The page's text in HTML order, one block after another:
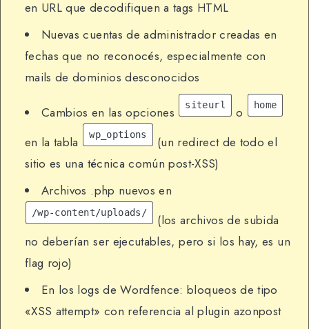
en URL que decodifiquen a tags HTML
Nuevas cuentas de administrador creadas en
fechas que no reconocés, especialmente con
mails de dominios desconocidos
Cambios en las opciones siteurl o home
en la tabla wp_options
(un redirect de todo el
sitio es una técnica común post-XSS)
Archivos .php nuevos en
/wp-content/uploads/
(los archivos de subida
no deberían ser ejecutables, pero si los hay, es un
flag rojo)
En los logs de Wordfence: bloqueos de tipo
«XSS attempt» con referencia al plugin azonpost